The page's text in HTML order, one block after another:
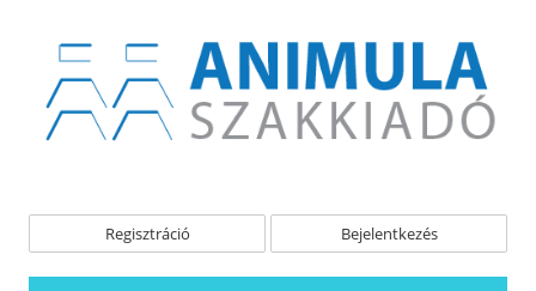
Regisztráció Bejelentkezés